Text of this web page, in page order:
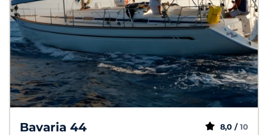
Bavaria 44 8,0 / 10